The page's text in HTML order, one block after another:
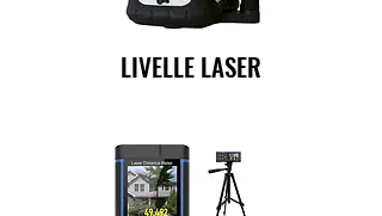
LIVELLE LASER